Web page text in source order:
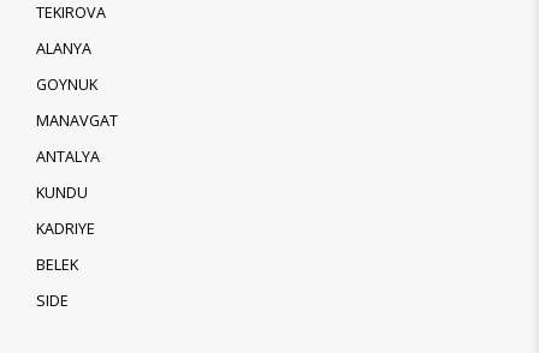
TEKIROVA
ALANYA
GOYNUK
MANAVGAT
ANTALYA
KUNDU
KADRIYE
BELEK
SIDE